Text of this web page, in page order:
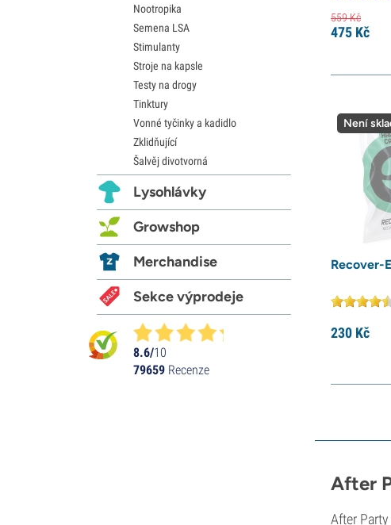
559Kč
475 Kč
Není
Recover-E
230 Kč
After
After Party
Nootropika
Semena LSA
Stimulanty
Stroje na kapsle
Testy na drogy
Tinktury
Vonné tyčinky a kadidlo
Zklidňující
Šalvěj divotvorná
Lysohlávky
Growshop
Merchandise
Sekce výprodeje
8.6/10
79659 Recenze